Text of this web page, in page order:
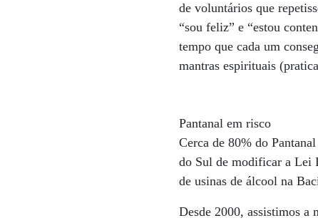
de voluntários que
“sou feliz” e “estou
tempo que cada um
mantras espirituais
Pantanal em risco
Cerca de 80% do
do Sul de modificar a Lei
de usinas de álcool na
Desde 2000, assistimos a